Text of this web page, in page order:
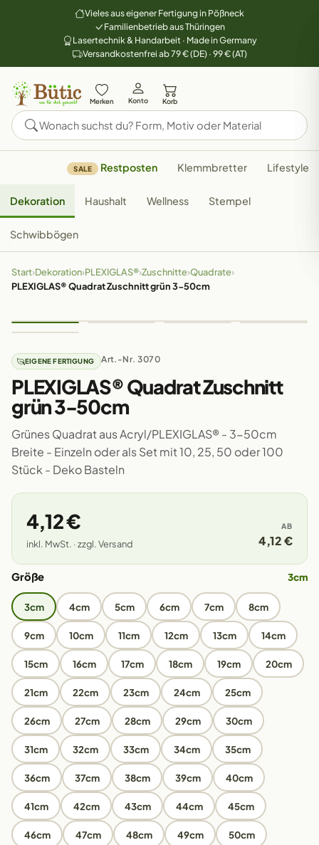
Vieles aus eigener Fertigung in Pößneck
Familienbetrieb aus Thüringen
Lasertechnik & Handarbeit · Made in Germany
Versandkostenfrei ab 79 € (DE) · 99 € (AT)
Merken Konto Korb
SALE Restposten Klemmbretter Lifestyle
Dekoration Haushalt Wellness Stempel
Schwibbögen
Start›Dekoration›PLEXIGLAS®›Zuschnitte›Quadrate›
PLEXIGLAS® Quadrat Zuschnitt grün 3-50cm
EIGENE FERTIGUNG Art.-Nr. 3070
PLEXIGLAS® Quadrat Zuschnitt
grün 3-50cm
Grünes Quadrat aus Acryl/PLEXIGLAS® - 3-50cm
Breite - Einzeln oder als Set mit 10, 25, 50 oder 100
Stück - Deko Basteln
4,12 €
inkl. MwSt. · zzgl. Versand
AB
4,12 €
Größe 3cm
3cm 4cm 5cm 6cm 7cm 8cm
9cm 10cm 11cm 12cm 13cm 14cm
15cm 16cm 17cm 18cm 19cm 20cm
21cm 22cm 23cm 24cm 25cm
26cm 27cm 28cm 29cm 30cm
31cm 32cm 33cm 34cm 35cm
36cm 37cm 38cm 39cm 40cm
41cm 42cm 43cm 44cm 45cm
46cm 47cm 48cm 49cm 50cm